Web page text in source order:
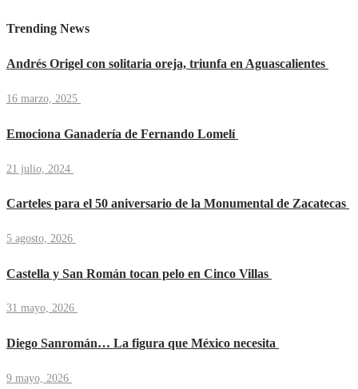
Trending News
Andrés Origel con solitaria oreja, triunfa en Aguascalientes
16 marzo, 2025
Emociona Ganadería de Fernando Lomelí
21 julio, 2024
Carteles para el 50 aniversario de la Monumental de Zacatecas
5 agosto, 2026
Castella y San Román tocan pelo en Cinco Villas
31 mayo, 2026
Diego Sanromán… La figura que México necesita
9 mayo, 2026